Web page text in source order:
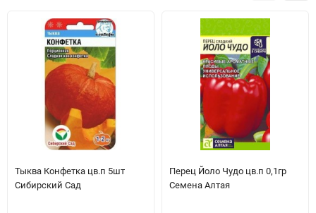
Тыква Конфетка цв.п 5шт
Сибирский Сад
Перец Йоло Чудо цв.п 0,1гр
Семена Алтая